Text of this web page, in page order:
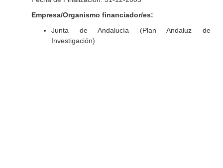
Empresa/Organismo financiador/es:
Junta de Andalucía (Plan Andaluz de
Investigación)